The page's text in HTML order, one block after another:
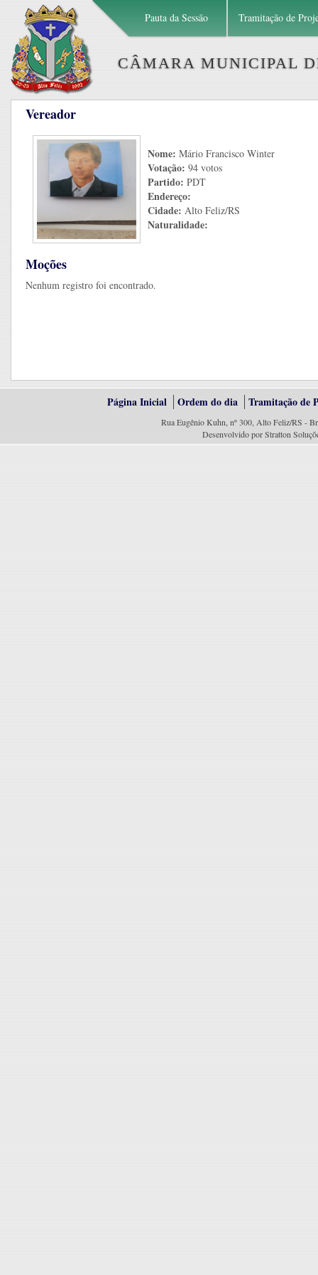
Pauta da Sessão Tramitação de
CÂMARA MUNICIPAL
Vereador
Nome: Mário Francisco Winter
Votação: 94 votos
Partido: PDT
Endereço:
Cidade: Alto Feliz/RS
Naturalidade:
Moções
Nenhum registro foi encontrado.
Página Inicial Ordem do dia Tramitação de
Rua Eugênio Kuhn, nº 300, Alto Feliz/RS -
Desenvolvido por Stratton